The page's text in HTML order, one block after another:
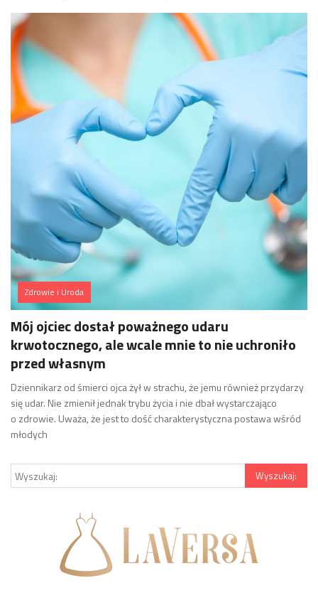
Zdrowie i Uroda
Mój ojciec dostał poważnego udaru
krwotocznego, ale wcale mnie to nie uchroniło
przed własnym
Dziennikarz od śmierci ojca żył w strachu, że jemu również przydarzy
się udar. Nie zmienił jednak trybu życia i nie dbał wystarczająco
o zdrowie. Uważa, że jest to dość charakterystyczna postawa wśród
młodych